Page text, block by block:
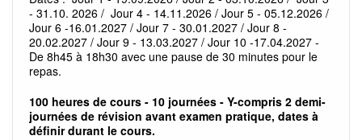
- 31.10. 2026 / Jour 4 - 14.11.2026 / Jour 5 - 05.12.2026 /
Jour 6 -16.01.2027 / Jour 7 - 30.01.2027 / Jour 8 -
20.02.2027 / Jour 9 - 13.03.2027 / Jour 10 -17.04.2027 -
De 8h45 à 18h30 avec une pause de 30 minutes pour le
repas.
100 heures de cours - 10 journées - Y-compris 2 demi-
journées de révision avant examen pratique, dates à
définir durant le cours.